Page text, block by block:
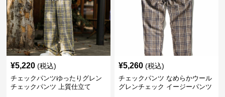
¥5,220 (税込)
チェックパンツゆったりグレン
チェックパンツ 上質仕立て
¥5,260 (税込)
チェックパンツ なめらかウール
グレンチェック イージーパンツ